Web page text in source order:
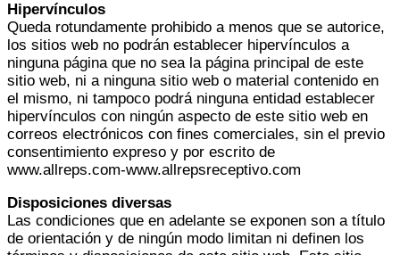
Hipervínculos
Queda rotundamente prohibido a menos que se autorice,
los sitios web no podrán establecer hipervínculos a
ninguna página que no sea la página principal de este
sitio web, ni a ninguna sitio web o material contenido en
el mismo, ni tampoco podrá ninguna entidad establecer
hipervínculos con ningún aspecto de este sitio web en
correos electrónicos con fines comerciales, sin el previo
consentimiento expreso y por escrito de
www.allreps.com-www.allrepsreceptivo.com
Disposiciones diversas
Las condiciones que en adelante se exponen son a título
de orientación y de ningún modo limitan ni definen los